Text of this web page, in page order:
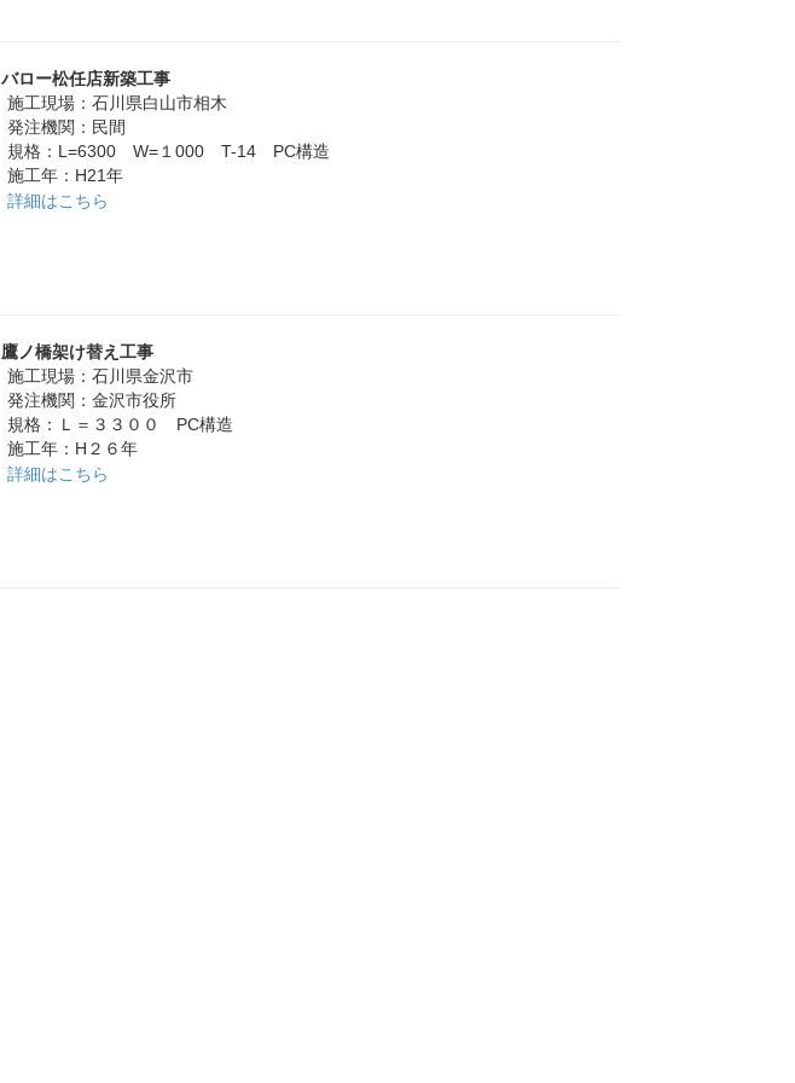
バロー松任店新築工事
施工現場：石川県白山市相木
発注機関：民間
規格：L=6300 W=１000 T-14 PC構造
施工年：H21年
詳細はこちら
鷹ノ橋架け替え工事
施工現場：石川県金沢市
発注機関：金沢市役所
規格：Ｌ＝３３００ PC構造
施工年：H２６年
詳細はこちら